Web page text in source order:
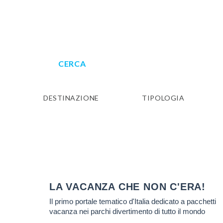
I N°1
CERCA
DESTINAZIONE TIPOLOGIA
LA VACANZA CHE NON C'ERA!
Il primo portale tematico d'Italia dedicato a pacchetti
vacanza nei parchi divertimento di tutto il mondo